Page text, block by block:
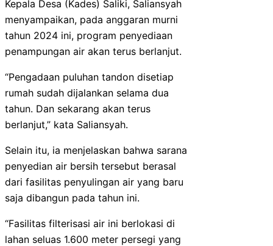
Kepala Desa (Kades) Saliki, Saliansyah
menyampaikan, pada anggaran murni
tahun 2024 ini, program penyediaan
penampungan air akan terus berlanjut.
“Pengadaan puluhan tandon disetiap
rumah sudah dijalankan selama dua
tahun. Dan sekarang akan terus
berlanjut,” kata Saliansyah.
Selain itu, ia menjelaskan bahwa sarana
penyedian air bersih tersebut berasal
dari fasilitas penyulingan air yang baru
saja dibangun pada tahun ini.
“Fasilitas filterisasi air ini berlokasi di
lahan seluas 1.600 meter persegi yang